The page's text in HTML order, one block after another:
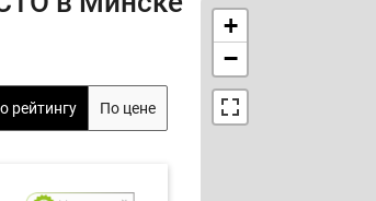
рейтингу По цене
+
−